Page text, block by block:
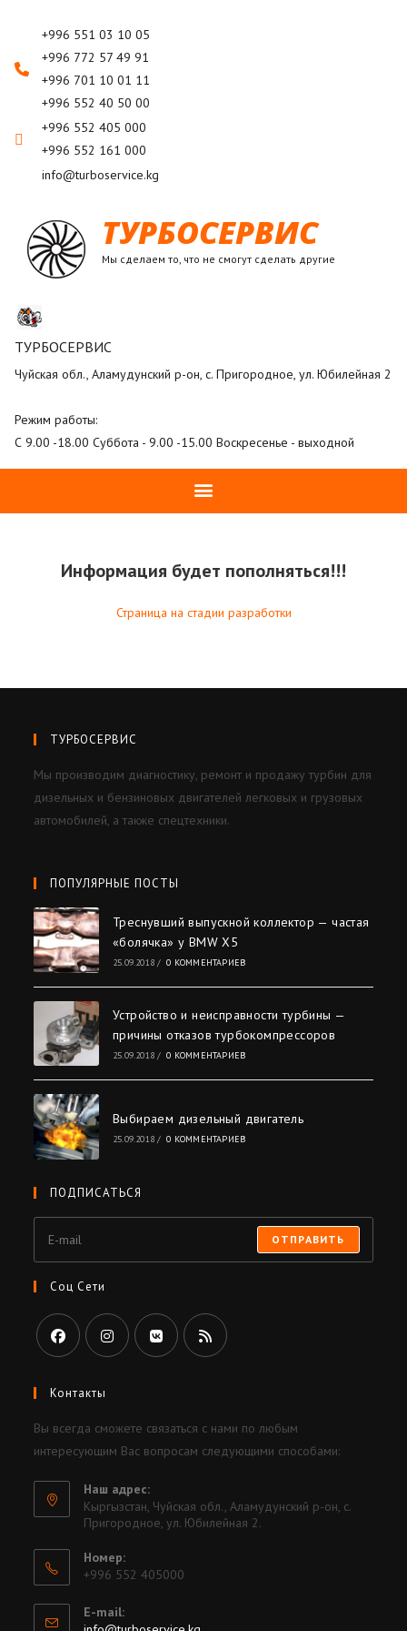
+996 551 03 10 05
+996 772 57 49 91
+996 701 10 01 11
+996 552 40 50 00
+996 552 405 000
+996 552 161 000
info@turboservice.kg
ТУРБОСЕРВИС
Мы сделаем то, что не смогут сделать другие
ТУРБОСЕРВИС
Чуйская обл., Аламудунский р-он, с. Пригородное, ул. Юбилейная 2
Режим работы:
С 9.00 -18.00 Суббота - 9.00 -15.00 Воскресенье - выходной
Информация будет пополняться!!!
Страница на стадии разработки
ТУРБОСЕРВИС
Мы производим диагностику, ремонт и продажу турбин для
дизельных и бензиновых двигателей легковых и грузовых
автомобилей, а также спецтехники.
ПОПУЛЯРНЫЕ ПОСТЫ
Треснувший выпускной коллектор — частая
«болячка» у BMW X5
25.09.2018 / 0 КОММЕНТАРИЕВ
Устройство и неисправности турбины —
причины отказов турбокомпрессоров
25.09.2018 / 0 КОММЕНТАРИЕВ
Выбираем дизельный двигатель
25.09.2018 / 0 КОММЕНТАРИЕВ
ПОДПИСАТЬСЯ
ОТПРАВИТЬ
Соц Сети
Контакты
Вы всегда сможете связаться с нами по любым
интересующим Вас вопросам следующими способами:
Наш адрес:
Кыргызстан, Чуйская обл., Аламудунский р-он, с.
Пригородное, ул. Юбилейная 2.
Номер:
+996 552 405000
E-mail: